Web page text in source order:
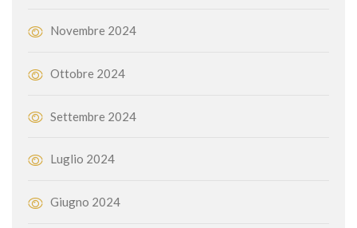
Novembre 2024
Ottobre 2024
Settembre 2024
Luglio 2024
Giugno 2024